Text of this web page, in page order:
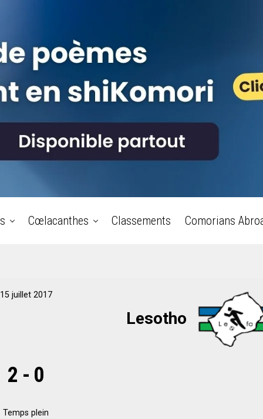
Cœlacanthes Classements Comorians
Lesotho
15 juillet 2017
2 - 0
Temps plein